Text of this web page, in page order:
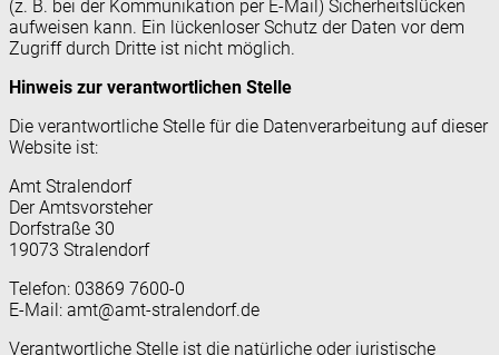
(z. B. bei der Kommunikation per E-Mail) Sicherheitslücken
aufweisen kann. Ein lückenloser Schutz der Daten vor dem
Zugriff durch Dritte ist nicht möglich.
Hinweis zur verantwortlichen Stelle
Die verantwortliche Stelle für die Datenverarbeitung auf dieser
Website ist:
Amt Stralendorf
Der Amtsvorsteher
Dorfstraße 30
19073 Stralendorf
Telefon: 03869 7600-0
E-Mail: amt@amt-stralendorf.de
Verantwortliche Stelle ist die natürliche oder juristische